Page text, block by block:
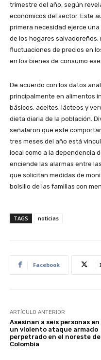
trimestre del año, según
económicos del sector. Este
primera necesidad ejerce
de los hogares
fluctuaciones de precios en
en los bienes de consumo
De acuerdo con los datos
principalmente en alimentos
básicos, aceites, lácteos y
dieta diaria de la población.
señalaron que este
tres meses del año está
local como a la dependencia
enciende las alarmas entre
que solicitan medidas de
bolsillo de las familias con
TAGS noticias
Facebook
ARTÍCULO ANTERIOR
Asesinan a seis personas en
un violento ataque armado
perpetrado en el noreste de
Colombia